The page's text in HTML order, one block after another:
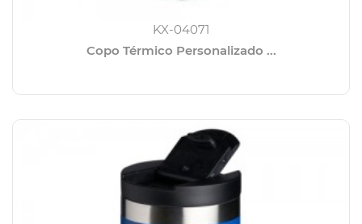
KX-04071
Copo Térmico Personalizado ...